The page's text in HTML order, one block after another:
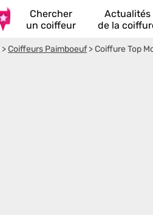
Chercher
un coiffeur
Actualités
de la
>Coiffeurs Paimboeuf>Coiffure Top